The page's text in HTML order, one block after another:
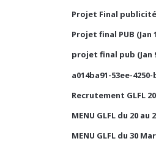
Projet Final publicité
Projet final PUB (Jan
projet final pub (Jan
a014ba91-53ee-
Recrutement GLFL
MENU GLFL du 20 au
MENU GLFL du 30